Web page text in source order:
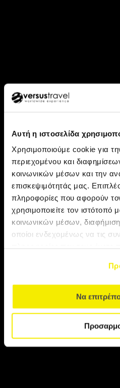
Αυτή η ιστοσελίδα
Χρησιμοποιούμε cookie για
περιεχομένου και
κοινωνικών μέσων και την
επισκεψιμότητάς μας.
πληροφορίες που αφορούν
χρησιμοποιείτε τον ιστότοπό
κοινωνικών μέσων,
οποίοι ενδεχομένως να τις
Να
Ανακάλυψε:
Ατομικό